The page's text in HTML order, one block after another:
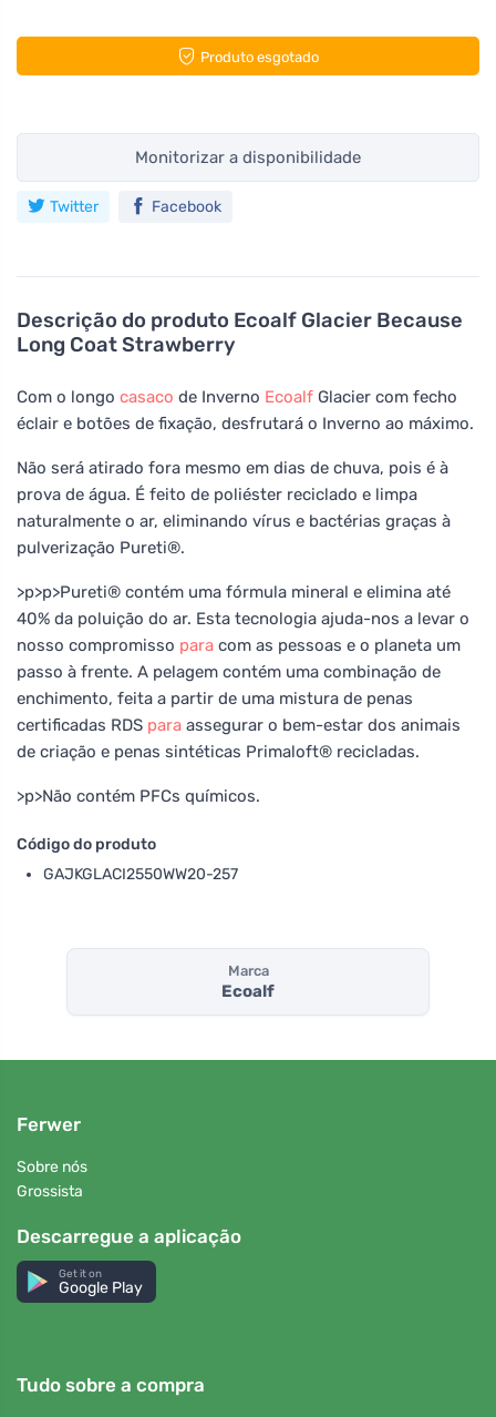
Descrição do produto Ecoalf Glacier Because
Long Coat Strawberry
Com o longo casaco de Inverno Ecoalf Glacier com fecho
éclair e botões de fixação, desfrutará o Inverno ao máximo.
Não será atirado fora mesmo em dias de chuva, pois é à
prova de água. É feito de poliéster reciclado e limpa
naturalmente o ar, eliminando vírus e bactérias graças à
pulverização Pureti®.
>p>p>Pureti® contém uma fórmula mineral e elimina até
40% da poluição do ar. Esta tecnologia ajuda-nos a levar o
nosso compromisso para com as pessoas e o planeta um
passo à frente. A pelagem contém uma combinação de
enchimento, feita a partir de uma mistura de penas
certificadas RDS para assegurar o bem-estar dos animais
de criação e penas sintéticas Primaloft® recicladas.
>p>Não contém PFCs químicos.
Código do produto
GAJKGLACI2550WW20-257
Produto esgotado
Monitorizar a disponibilidade
Twitter Facebook
Marca
Ecoalf
Ferwer
Sobre nós
Grossista
Descarregue a aplicação
Get it on
Google Play
Tudo sobre a compra